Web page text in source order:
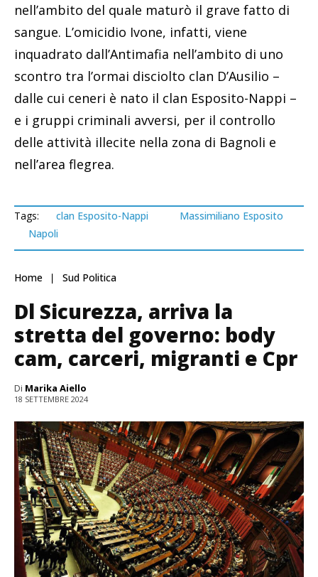
nell’ambito del quale maturò il grave fatto di
sangue. L’omicidio Ivone, infatti, viene
inquadrato dall’Antimafia nell’ambito di uno
scontro tra l’ormai disciolto clan D’Ausilio –
dalle cui ceneri è nato il clan Esposito-Nappi –
e i gruppi criminali avversi, per il controllo
delle attività illecite nella zona di Bagnoli e
nell’area flegrea.
Tags: clan Esposito-Nappi
Massimiliano Esposito
Napoli
Home Sud Politica
Dl Sicurezza, arriva la
stretta del governo: body
cam, carceri, migranti e Cpr
Di Marika Aiello
18 SETTEMBRE 2024